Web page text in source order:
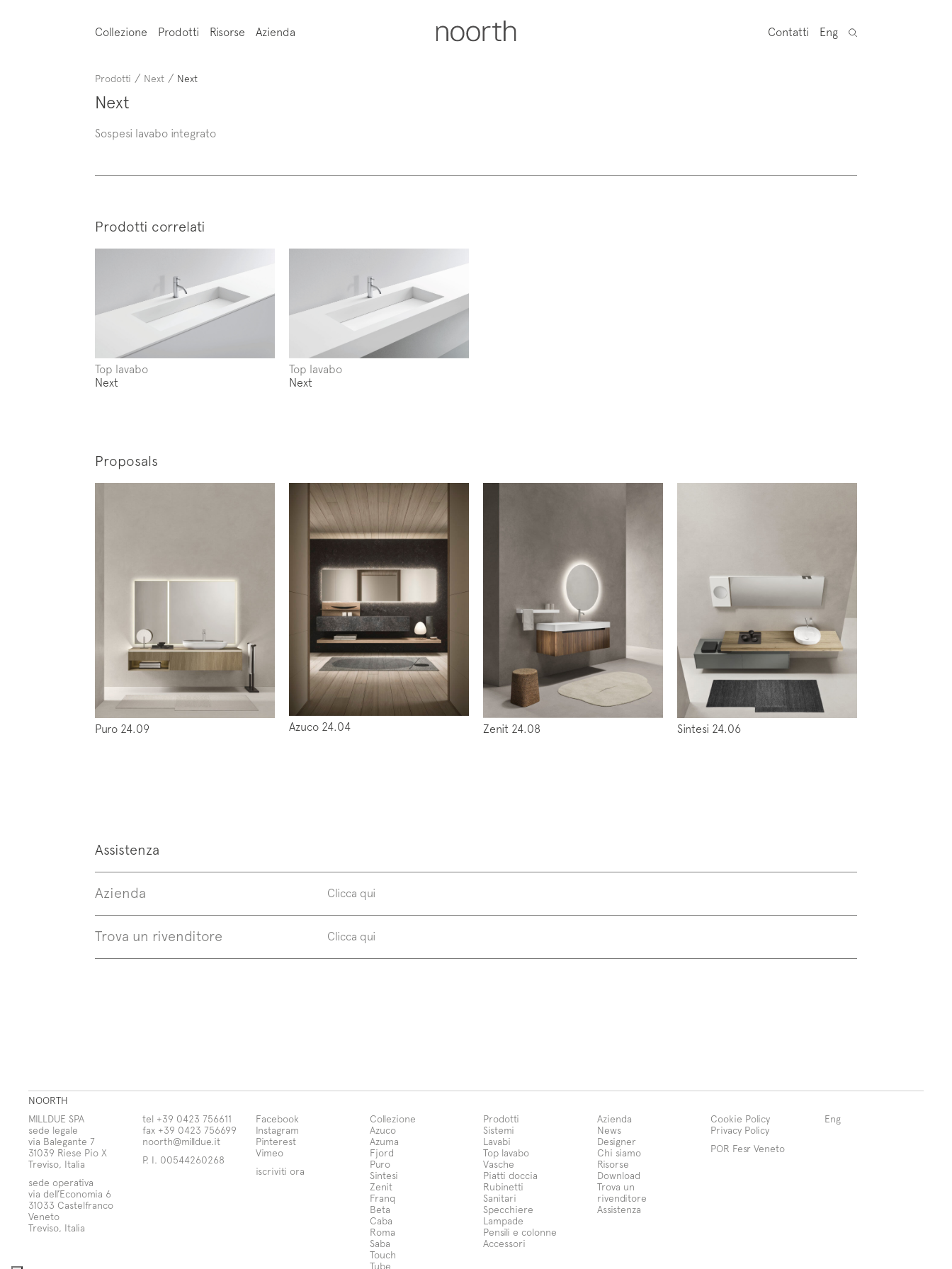
Collezione Prodotti Risorse Azienda Contatti Eng
Iscriviti alla mailing list
Newsletter
Follow us on Instagram Facebook Pinterest
Prodotti / Next / Next
Next
Sospesi lavabo integrato
Prodotti correlati
Top lavabo
Next
Top lavabo
Next
Proposals
Puro 24.09 Azuco 24.04 Zenit 24.08 Sintesi 24.06
Assistenza
Azienda Clicca qui
Trova un rivenditore Clicca qui
NOORTH
MILLDUE SPA
sede legale
via Balegante 7
31039 Riese Pio X
Treviso, Italia
sede operativa
via dell’Economia 6
31033 Castelfranco
Veneto
Treviso, Italia
tel +39 0423 756611
fax +39 0423 756699
noorth@milldue.it
P. I. 00544260268
Facebook
Instagram
Pinterest
Vimeo
iscriviti ora
Collezione
Azuco
Azuma
Fjord
Puro
Sintesi
Zenit
Franq
Beta
Caba
Roma
Saba
Touch
Tube
Prodotti
Sistemi
Lavabi
Top lavabo
Vasche
Piatti doccia
Rubinetti
Sanitari
Specchiere
Lampade
Pensili e colonne
Accessori
Azienda
News
Designer
Chi siamo
Risorse
Download
Trova un
rivenditore
Assistenza
Cookie Policy
Privacy Policy
POR Fesr Veneto
Eng